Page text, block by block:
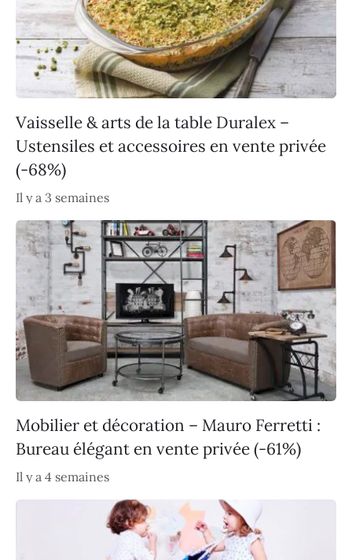
Vaisselle & arts de la table Duralex –
Ustensiles et accessoires en vente privée
(-68%)
Il y a 3 semaines
Mobilier et décoration – Mauro Ferretti :
Bureau élégant en vente privée (-61%)
Il y a 4 semaines